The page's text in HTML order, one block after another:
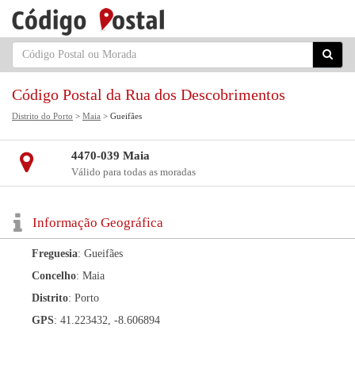
Código Postal da Rua dos Descobrimentos
Distrito do Porto > Maia > Gueifães
4470-039 Maia
Válido para todas as moradas
Informação Geográfica
Freguesia: Gueifães
Concelho: Maia
Distrito: Porto
GPS: 41.223432, -8.606894